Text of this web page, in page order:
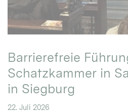
Barrierefreie
Schatzkammer in
in Siegburg
22. Juli 2026